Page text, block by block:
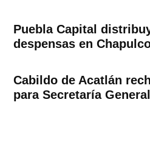
Puebla Capital
despensas en
Cabildo de Acatlán
para Secretaría General